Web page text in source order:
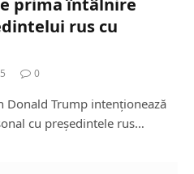
rus cu
0
Donald Trump intenționează
cu președintele rus…